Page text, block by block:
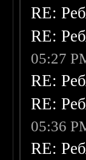
RE:
RE:
05:27
RE:
RE:
05:36
RE: